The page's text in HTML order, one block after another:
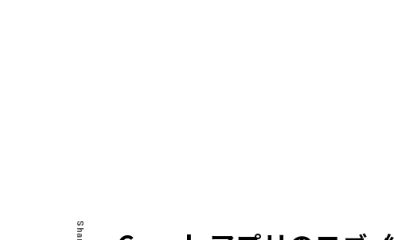
Share